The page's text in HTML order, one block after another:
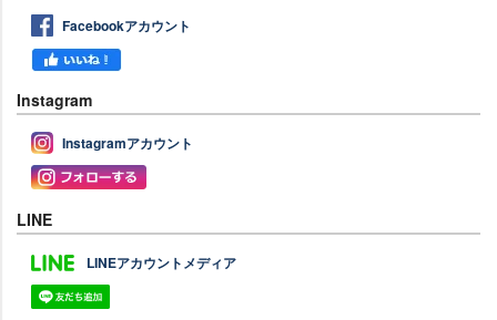
Facebookアカウント
Instagram
Instagramアカウント
LINE
LINEアカウントメディア